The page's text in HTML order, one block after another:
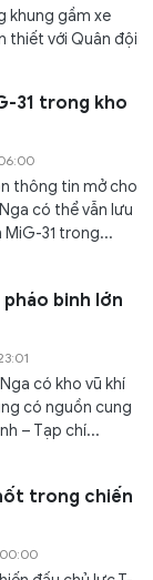
khung gầm xe
thiết với Quân đội
31 trong kho
thông tin mở cho
có thể vẫn lưu
MiG-31 trong...
binh lớn
có kho vũ khí
có nguồn cung
– Tạp chí...
trong chiến